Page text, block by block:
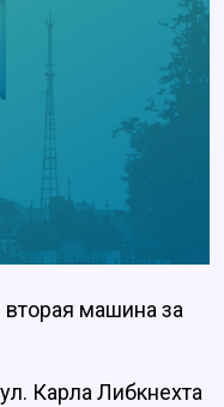
машина за
Карла Либкнехта